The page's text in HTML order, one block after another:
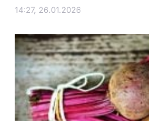
14:27, 26.01.2026